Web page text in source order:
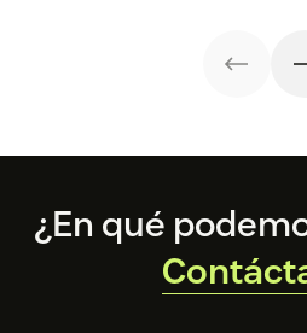
protección de
Footer
¿En qué